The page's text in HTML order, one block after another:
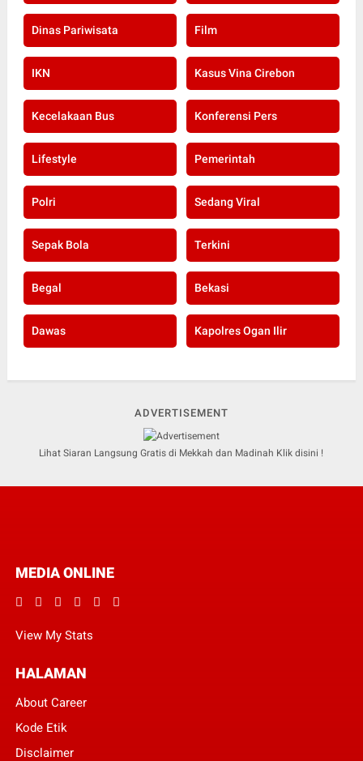
Dinas Pariwisata Film
IKN Kasus Vina Cirebon
Kecelakaan Bus Konferensi Pers
Lifestyle Pemerintah
Polri Sedang Viral
Sepak Bola Terkini
Begal Bekasi
Dawas Kapolres Ogan Ilir
ADVERTISEMENT
Lihat Siaran Langsung Gratis di Mekkah dan Madinah Klik disini !
MEDIA ONLINE
View My Stats
HALAMAN
About Career
Kode Etik
Disclaimer